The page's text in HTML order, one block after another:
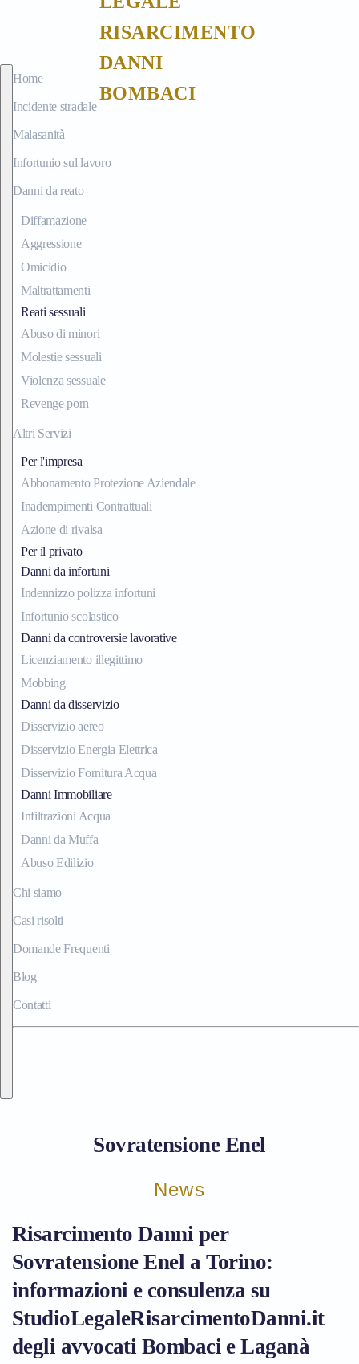
Home
Incidente stradale
Malasanità
Infortunio sul lavoro
Danni da reato
Diffamazione
Aggressione
Omicidio
Maltrattamenti
Reati sessuali
Abuso di minori
Molestie sessuali
Violenza sessuale
Revenge porn
Altri Servizi
Per l'impresa
Abbonamento Protezione Aziendale
Inadempimenti Contrattuali
Azione di rivalsa
Per il privato
Danni da infortuni
Indennizzo polizza infortuni
Infortunio scolastico
Danni da controversie lavorative
Licenziamento illegittimo
Mobbing
Danni da disservizio
Disservizio aereo
Disservizio Energia Elettrica
Disservizio Fornitura Acqua
Danni Immobiliare
Infiltrazioni Acqua
Danni da Muffa
Abuso Edilizio
Chi siamo
Casi risolti
Domande Frequenti
Blog
Contatti
Sovratensione Enel
News
Risarcimento Danni per
Sovratensione Enel a Torino:
informazioni e consulenza su
StudioLegaleRisarcimentoDanni.it
degli avvocati Bombaci e Laganà